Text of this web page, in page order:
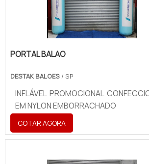
PORTAL BALAO
DESTAK BALOES / SP
INFLÁVEL PROMOCIONAL
EM NYLON EMBORRACHADO
COTAR AGORA